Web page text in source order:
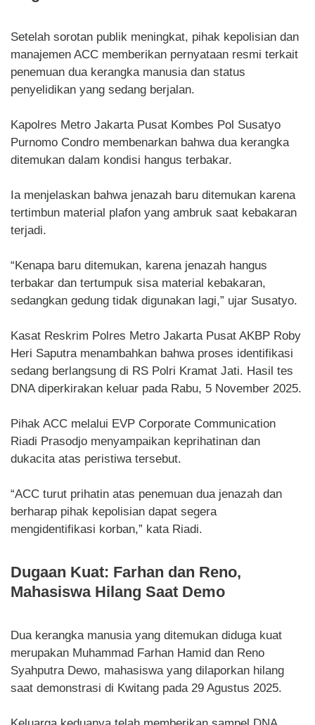
Setelah sorotan publik meningkat, pihak kepolisian dan
manajemen ACC memberikan pernyataan resmi terkait
penemuan dua kerangka manusia dan status
penyelidikan yang sedang berjalan.
Kapolres Metro Jakarta Pusat Kombes Pol Susatyo
Purnomo Condro membenarkan bahwa dua kerangka
ditemukan dalam kondisi hangus terbakar.
Ia menjelaskan bahwa jenazah baru ditemukan karena
tertimbun material plafon yang ambruk saat kebakaran
terjadi.
“Kenapa baru ditemukan, karena jenazah hangus
terbakar dan tertumpuk sisa material kebakaran,
sedangkan gedung tidak digunakan lagi,” ujar Susatyo.
Kasat Reskrim Polres Metro Jakarta Pusat AKBP Roby
Heri Saputra menambahkan bahwa proses identifikasi
sedang berlangsung di RS Polri Kramat Jati. Hasil tes
DNA diperkirakan keluar pada Rabu, 5 November 2025.
Pihak ACC melalui EVP Corporate Communication
Riadi Prasodjo menyampaikan keprihatinan dan
dukacita atas peristiwa tersebut.
“ACC turut prihatin atas penemuan dua jenazah dan
berharap pihak kepolisian dapat segera
mengidentifikasi korban,” kata Riadi.
Dugaan Kuat: Farhan dan Reno,
Mahasiswa Hilang Saat Demo
Dua kerangka manusia yang ditemukan diduga kuat
merupakan Muhammad Farhan Hamid dan Reno
Syahputra Dewo, mahasiswa yang dilaporkan hilang
saat demonstrasi di Kwitang pada 29 Agustus 2025.